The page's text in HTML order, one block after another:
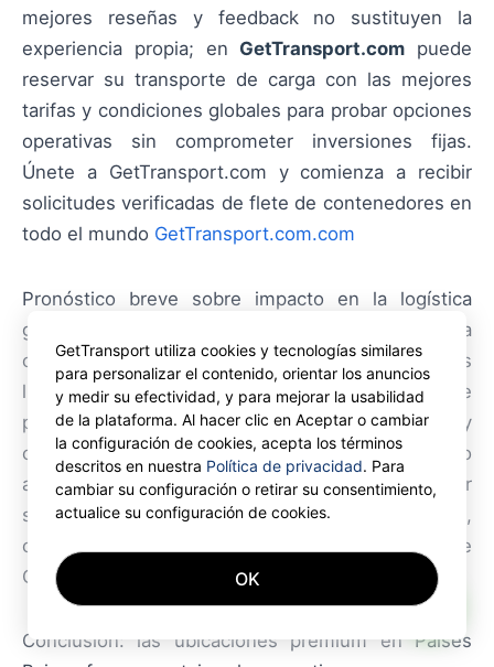
mejores reseñas y feedback no sustituyen la
experiencia propia; en GetTransport.com puede
reservar su transporte de carga con las mejores
tarifas y condiciones globales para probar opciones
operativas sin comprometer inversiones fijas.
Únete a GetTransport.com y comienza a recibir
solicitudes verificadas de flete de contenedores en
todo el mundo GetTransport.com.com
Pronóstico breve sobre impacto en la logística
global: a nivel mundial este fenómeno refuerza la
concentración en hubs eficientes; si su efecto es
limitado en algunas rutas, sigue siendo relevante
para actores que dependen de rapidez y
continuidad. GetTransport.com se mantiene atento
a estos cambios para ayudar a planificar y optimizar
su cadena. Para su próximo transporte de carga,
considere la comodidad y la fiabilidad de
GetTransport.com.
Conclusión: las ubicaciones premium en Países
GetTransport utiliza cookies y tecnologías similares
para personalizar el contenido, orientar los anuncios
y medir su efectividad, y para mejorar la usabilidad
de la plataforma. Al hacer clic en Aceptar o cambiar
la configuración de cookies, acepta los términos
descritos en nuestra Política de privacidad. Para
cambiar su configuración o retirar su consentimiento,
actualice su configuración de cookies.
OK
AI